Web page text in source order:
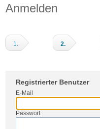
Anmelden
1. 2.
Registrierter Benutzer
E-Mail
Passwort